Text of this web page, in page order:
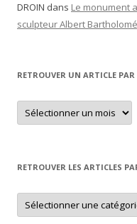
DROIN dans Le monument
sculpteur Albert
RETROUVER UN ARTICLE
Retrouver
un
article
RETROUVER LES ARTICLES
Retrouver
les
articles